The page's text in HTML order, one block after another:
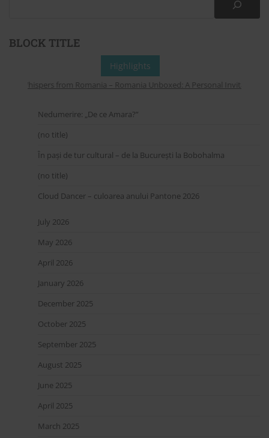
BLOCK TITLE
Highlights
Whispers from Romania – Romania Unboxed: A Personal Invitation
Nedumerire: „De ce Amara?”
(no title)
În pași de tur cultural – de la București la Bobohalma
(no title)
Cloud Dancer – culoarea anului Pantone 2026
July 2026
May 2026
April 2026
January 2026
December 2025
October 2025
September 2025
August 2025
June 2025
April 2025
March 2025